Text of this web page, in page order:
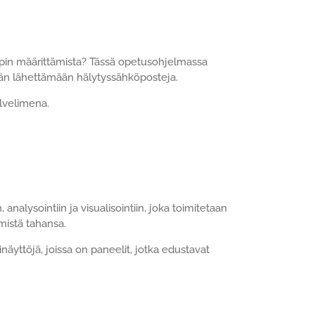
määrittämista? Tässä opetusohjelmassa
lähettämään hälytyssähköposteja.
ja visualisointiin, joka toimitetaan
tahansa.
joissa on paneelit, jotka edustavat